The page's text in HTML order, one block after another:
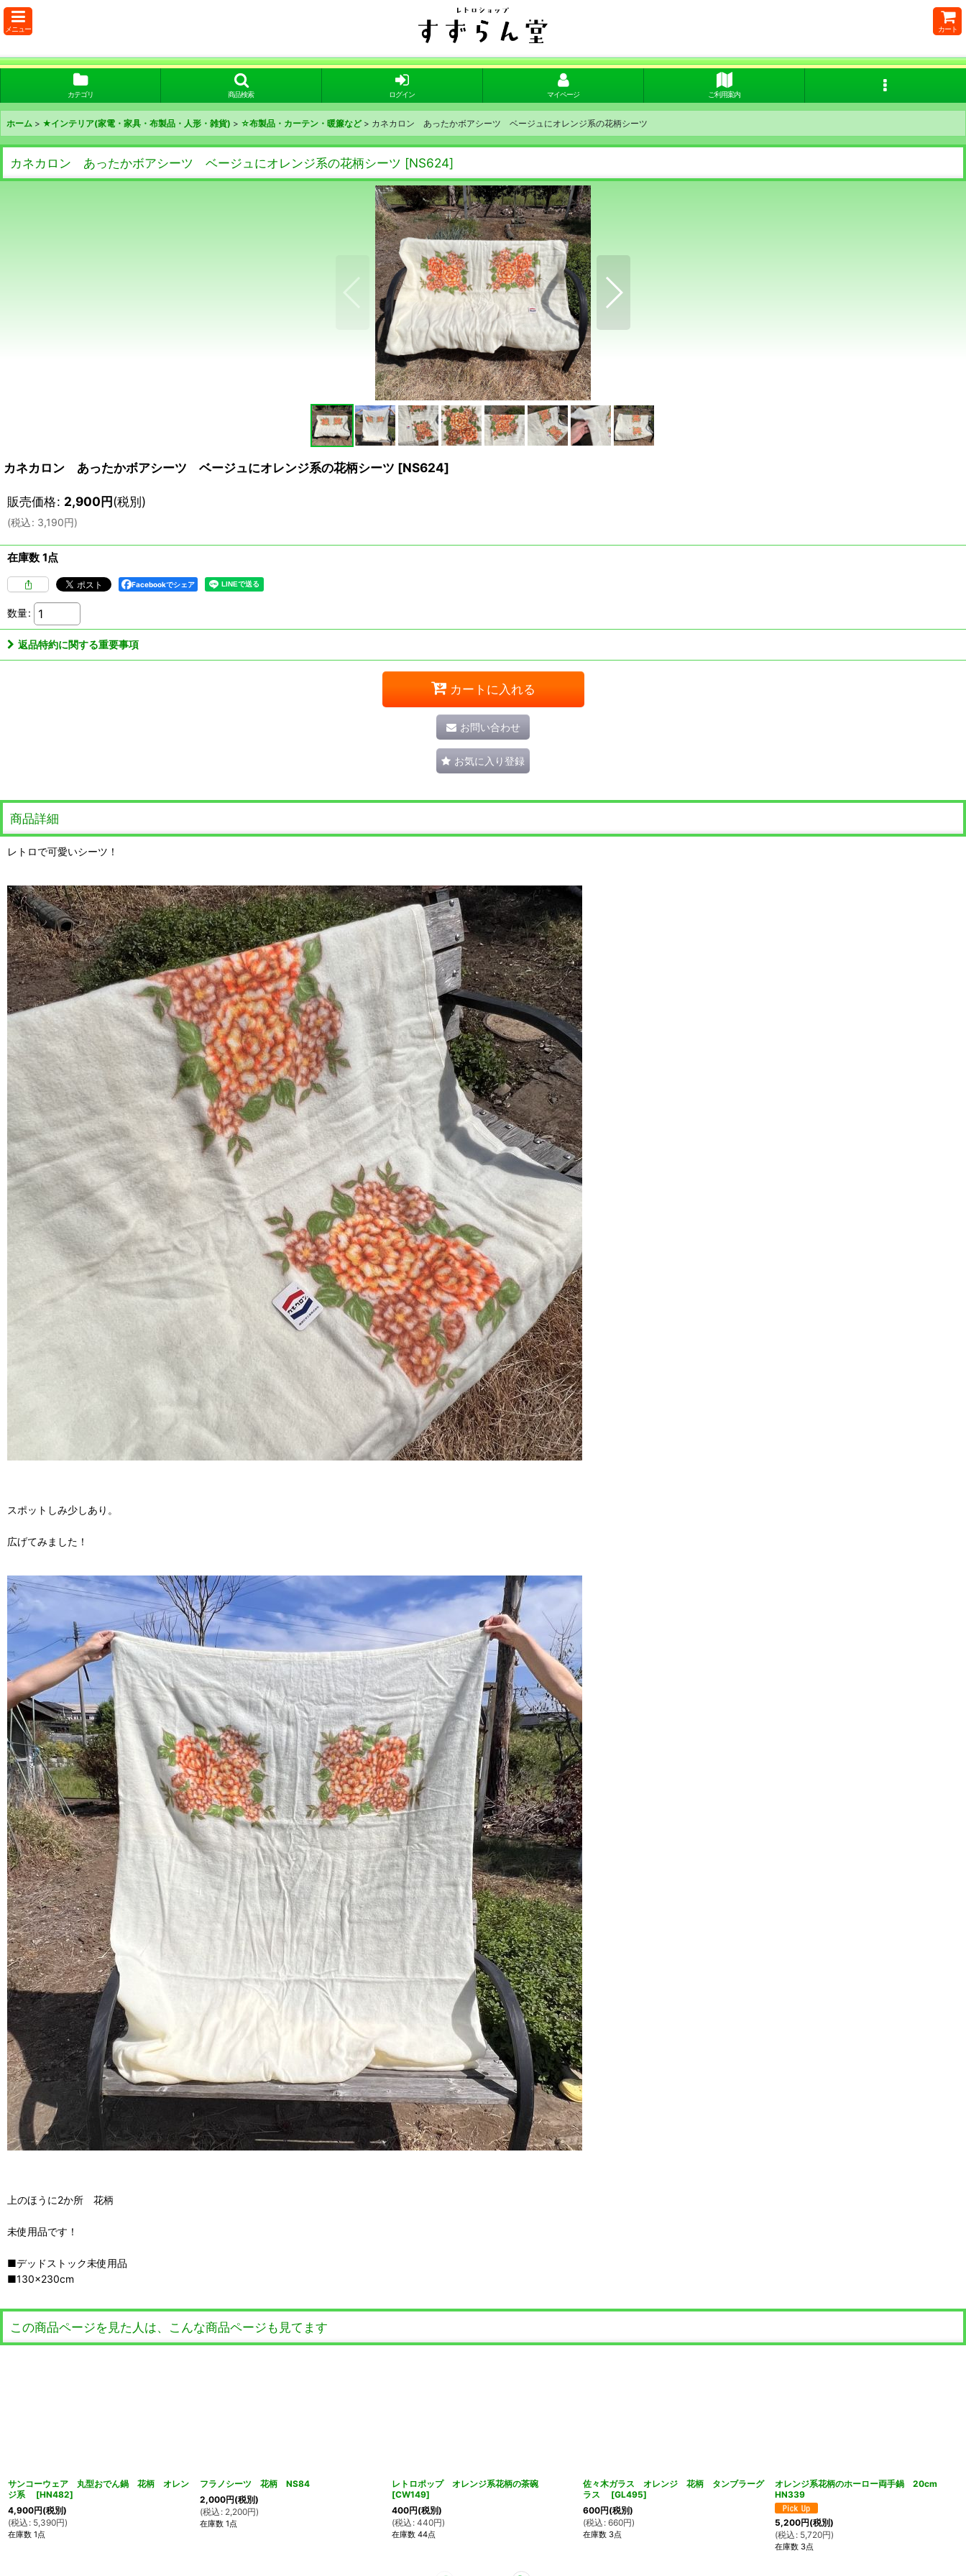
メニュー カート
カテゴリ 商品検索 ログイン マイページ ご利用案内
ホーム > ★インテリア(家電・家具・布製品・人形・雑貨) > ☆布製品・カーテン・暖簾など > カネカロン あったかボアシーツ ベージュにオレンジ系の花柄シーツ
カネカロン あったかボアシーツ ベージュにオレンジ系の花柄シーツ [NS624]
カネカロン あったかボアシーツ ベージュにオレンジ系の花柄シーツ [NS624]
販売価格: 2,900円(税別)
(税込: 3,190円)
在庫数 1点
Facebookでシェア
数量:
返品特約に関する重要事項
カートに入れる
お問い合わせ
お気に入り登録
商品詳細
レトロで可愛いシーツ！
スポットしみ少しあり。
広げてみました！
上のほうに2か所 花柄
未使用品です！
■デッドストック未使用品
■130×230cm
この商品ページを見た人は、こんな商品ページも見てます
サンコーウェア 丸型おでん鍋 花柄 オレン
ジ系
[HN482]
4,900円(税別)
(税込 : 5,390円)
在庫数 1点
フラノシーツ 花柄 NS84
2,000円(税別)
(税込 : 2,200円)
在庫数 1点
レトロポップ オレンジ系花柄の茶碗
[CW149]
400円(税別)
(税込 : 440円)
在庫数 44点
佐々木ガラス オレンジ 花柄 タンブラーグ
ラス
[GL495]
600円(税別)
(税込 : 660円)
在庫数 3点
オレンジ系花柄のホーロー両手鍋 20cm
HN339
5,200円(税別)
(税込 : 5,720円)
在庫数 3点